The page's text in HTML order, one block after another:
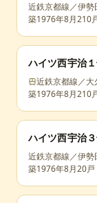
近鉄京都線／伊
築1976年8月210
ハイツ西宇治
近鉄京都線／
築1976年8月210
ハイツ西宇治
近鉄京都線／伊
築1976年8月20戸